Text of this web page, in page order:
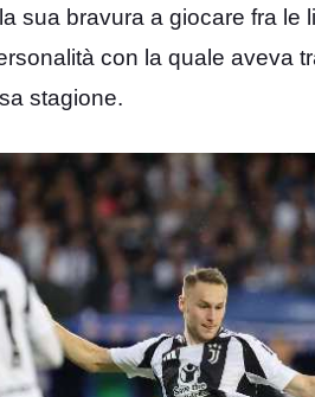
sua bravura a giocare fra
con la quale aveva
stagione.